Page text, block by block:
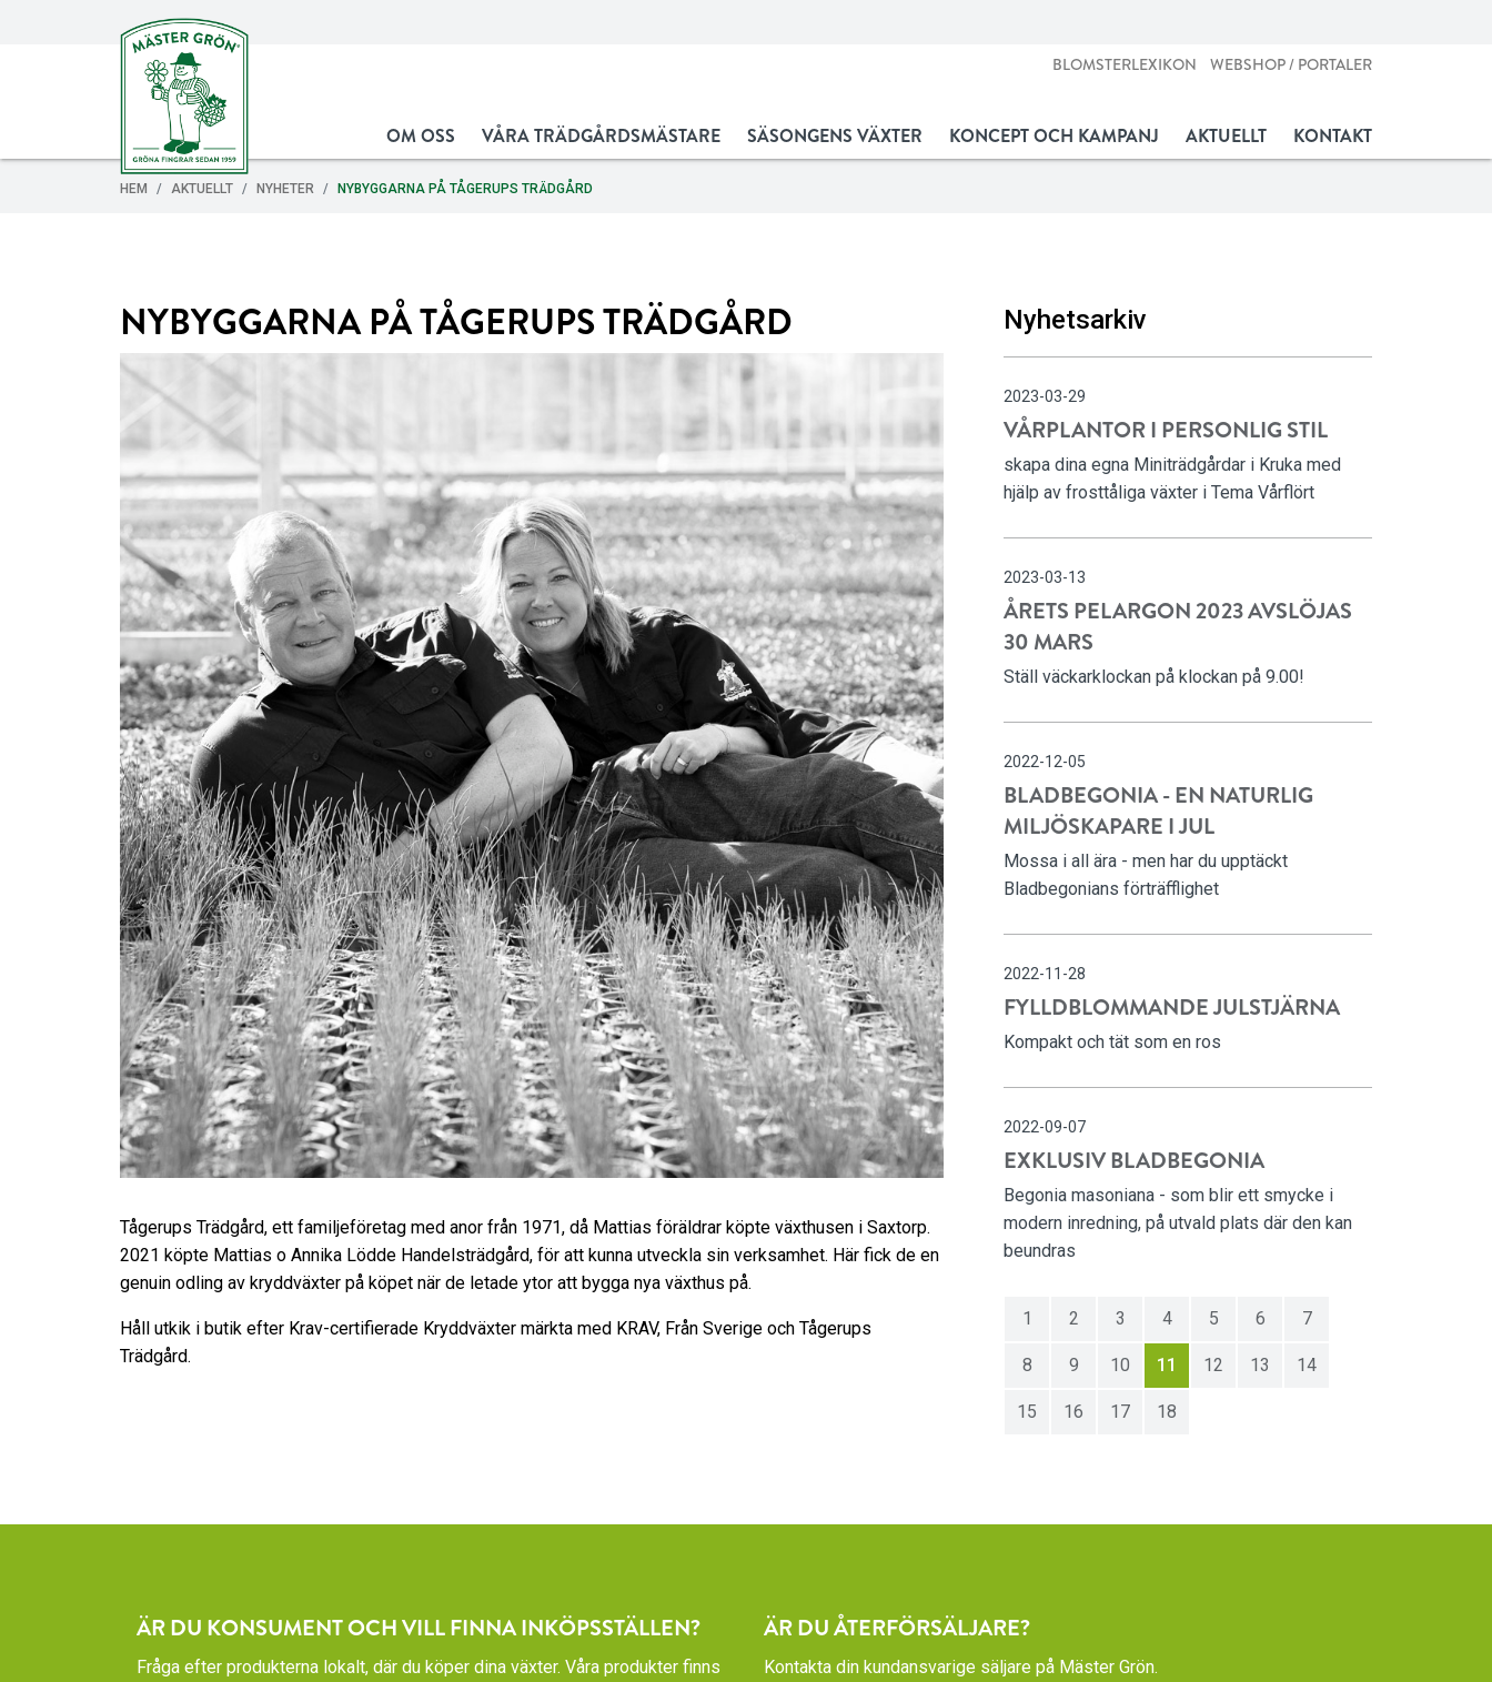
BLOMSTERLEXIKON WEBSHOP / PORTALER
OM OSS VÅRA TRÄDGÅRDSMÄSTARE SÄSONGENS VÄXTER KONCEPT OCH KAMPANJ AKTUELLT KONTAKT
HEM AKTUELLT NYHETER NYBYGGARNA PÅ TÅGERUPS TRÄDGÅRD
NYBYGGARNA PÅ TÅGERUPS TRÄDGÅRD
Tågerups Trädgård, ett familjeföretag med anor från 1971, då Mattias föräldrar köpte växthusen i Saxtorp.
2021 köpte Mattias o Annika Lödde Handelsträdgård, för att kunna utveckla sin verksamhet. Här fick de en
genuin odling av kryddväxter på köpet när de letade ytor att bygga nya växthus på.
Håll utkik i butik efter Krav-certifierade Kryddväxter märkta med KRAV, Från Sverige och Tågerups
Trädgård.
Nyhetsarkiv
2023-03-29
VÅRPLANTOR I PERSONLIG STIL
skapa dina egna Miniträdgårdar i Kruka med
hjälp av frosttåliga växter i Tema Vårflört
2023-03-13
ÅRETS PELARGON 2023 AVSLÖJAS
30 MARS
Ställ väckarklockan på klockan på 9.00!
2022-12-05
BLADBEGONIA - EN NATURLIG
MILJÖSKAPARE I JUL
Mossa i all ära - men har du upptäckt
Bladbegonians förträfflighet
2022-11-28
FYLLDBLOMMANDE JULSTJÄRNA
Kompakt och tät som en ros
2022-09-07
EXKLUSIV BLADBEGONIA
Begonia masoniana - som blir ett smycke i
modern inredning, på utvald plats där den kan
beundras
1 2 3 4 5 6 7
8 9 10 11 12 13 14
15 16 17 18
ÄR DU KONSUMENT OCH VILL FINNA INKÖPSSTÄLLEN?
Fråga efter produkterna lokalt, där du köper dina växter. Våra produkter finns
ÄR DU ÅTERFÖRSÄLJARE?
Kontakta din kundansvarige säljare på Mäster Grön.